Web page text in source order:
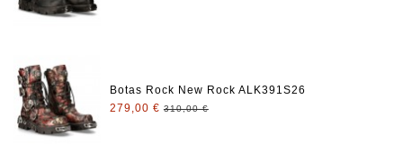
Botas Rock New Rock ALK391S26
279,00 € 310,00 €